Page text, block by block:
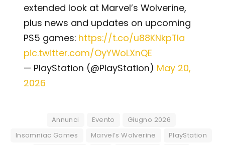
extended look at Marvel’s Wolverine,
plus news and updates on upcoming
PS5 games: https://t.co/u88KNkpTla
pic.twitter.com/OyYWoLXnQE
— PlayStation (@PlayStation) May 20,
2026
Annunci Evento
Giugno 2026
Insomniac Games
Marvel’s Wolverine
PlayStation